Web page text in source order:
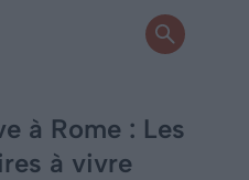
à Rome : Les
à vivre